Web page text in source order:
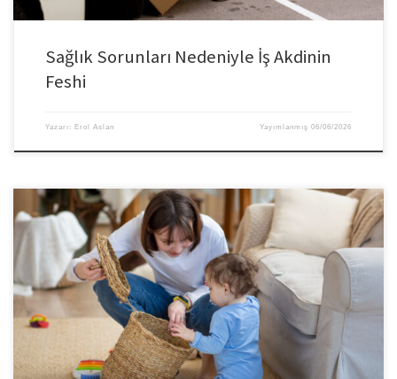
Sağlık Sorunları Nedeniyle İş Akdinin
Feshi
Yazarı: Erol Aslan Yayımlanmış06/06/2026